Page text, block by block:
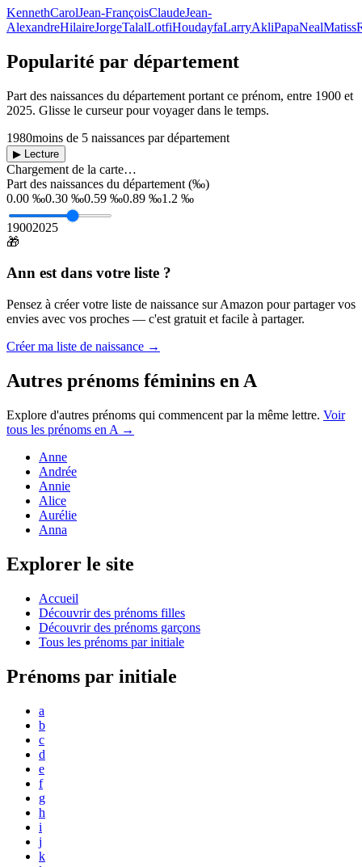
KennethCarolJean-FrançoisClaudeJean-
AlexandreHilaireJorgeTalalLotfiHoudayfaLarryAkliPapaNealMatiss
Popularité par département
Part des naissances du département portant ce prénom, entre 1900 et
2025. Glisse le curseur pour voyager dans le temps.
1980moins de 5 naissances par département
▶ Lecture
Chargement de la carte…
Part des naissances du département (‰)
0.00 ‰0.30 ‰0.59 ‰0.89 ‰1.2 ‰
19002025
🎁
Ann est dans votre liste ?
Pensez à créer votre liste de naissance sur Amazon pour partager vos
envies avec vos proches — c'est gratuit et facile à partager.
Créer ma liste de naissance →
Autres prénoms féminins en A
Explore d'autres prénoms qui commencent par la même lettre. Voir
tous les prénoms en A →
Anne
Andrée
Annie
Alice
Aurélie
Anna
Explorer le site
Accueil
Découvrir des prénoms filles
Découvrir des prénoms garçons
Tous les prénoms par initiale
Prénoms par initiale
a
b
c
d
e
f
g
h
i
j
k